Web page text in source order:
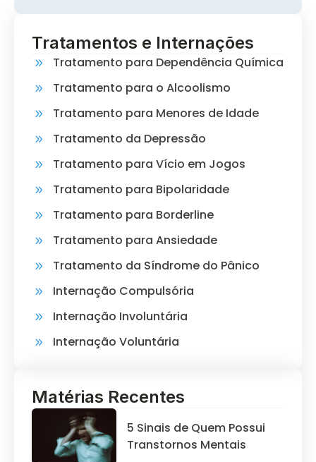
Tratamentos e Internações
Tratamento para Dependência Química
Tratamento para o Alcoolismo
Tratamento para Menores de Idade
Tratamento da Depressão
Tratamento para Vício em Jogos
Tratamento para Bipolaridade
Tratamento para Borderline
Tratamento para Ansiedade
Tratamento da Síndrome do Pânico
Internação Compulsória
Internação Involuntária
Internação Voluntária
Matérias Recentes
5 Sinais de Quem Possui
Transtornos Mentais